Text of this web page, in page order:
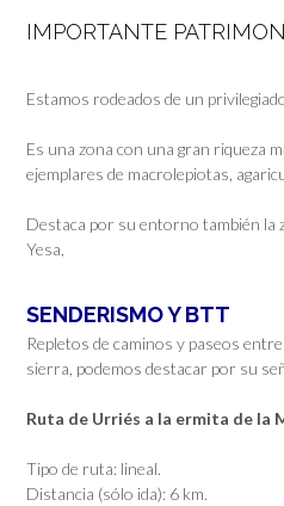
IMPORTANTE
Estamos rodeados de un
Es una zona con una gran riqueza
ejemplares de macrolepiotas,
Destaca por su entorno también la
Yesa,
SENDERISMO Y BTT
Repletos de caminos y paseos
sierra, podemos destacar por su
Ruta de Urriés a la ermita de la
Tipo de ruta: lineal.
Distancia (sólo ida): 6 km.